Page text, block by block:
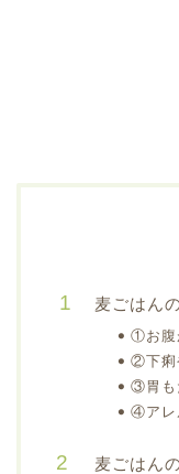
麦ごはん
①お腹
②下痢
③胃も
④アレ
麦ごはん